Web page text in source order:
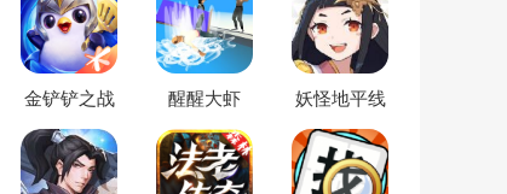
金铲铲之战 醒醒大虾 妖怪地平线